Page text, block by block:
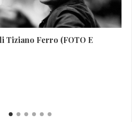
Tiziano Ferro (FOTO E